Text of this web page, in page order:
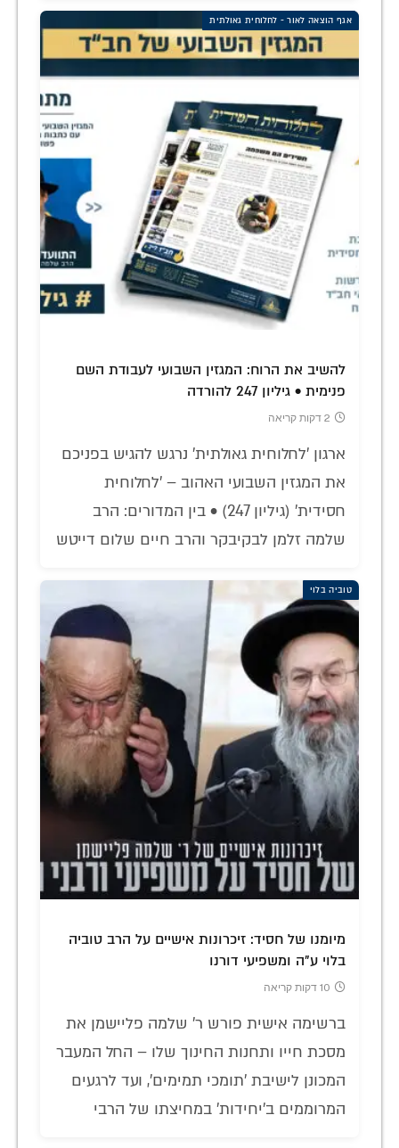
אגף הוצאה לאור - לחלוחית גאולתית
להשיב את הרוח: המגזין השבועי לעבודת השם
פנימית • גיליון 247 להורדה
2 דקות קריאה
ארגון 'לחלוחית גאולתית' נרגש להגיש בפניכם
את המגזין השבועי האהוב – 'לחלוחית
חסידית' (גיליון 247) • בין המדורים: הרב
שלמה זלמן לבקיבקר והרב חיים שלום דייטש
טוביה בלוי
מיומנו של חסיד: זיכרונות אישיים על הרב טוביה
בלוי ע"ה ומשפיעי דורנו
10 דקות קריאה
ברשימה אישית פורש ר' שלמה פליישמן את
מסכת חייו ותחנות החינוך שלו – החל המעבר
המכונן לישיבת 'תומכי תמימים', ועד לרגעים
המרוממים ב'יחידות' במחיצתו של הרבי